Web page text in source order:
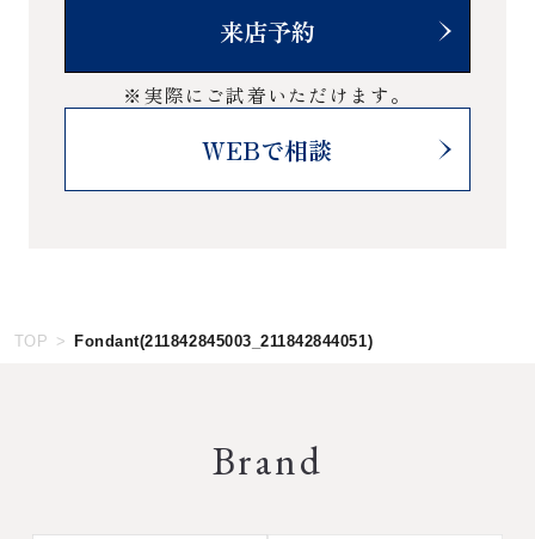
来店予約
※実際にご試着いただけます。
WEBで相談
TOP Fondant(211842845003_211842844051)
Brand